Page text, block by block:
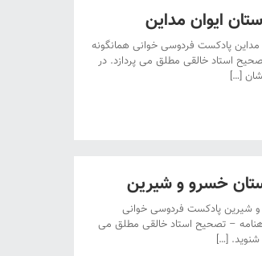
ایوان مداین
پادکست فردوسی خوانی همانگونه
استاد خالقی مطلق می پردازد. در
[…]
خسرو و شیرین
شیرین پادکست فردوسی خوانی
– تصحیح استاد خالقی مطلق می
شنوید. […]